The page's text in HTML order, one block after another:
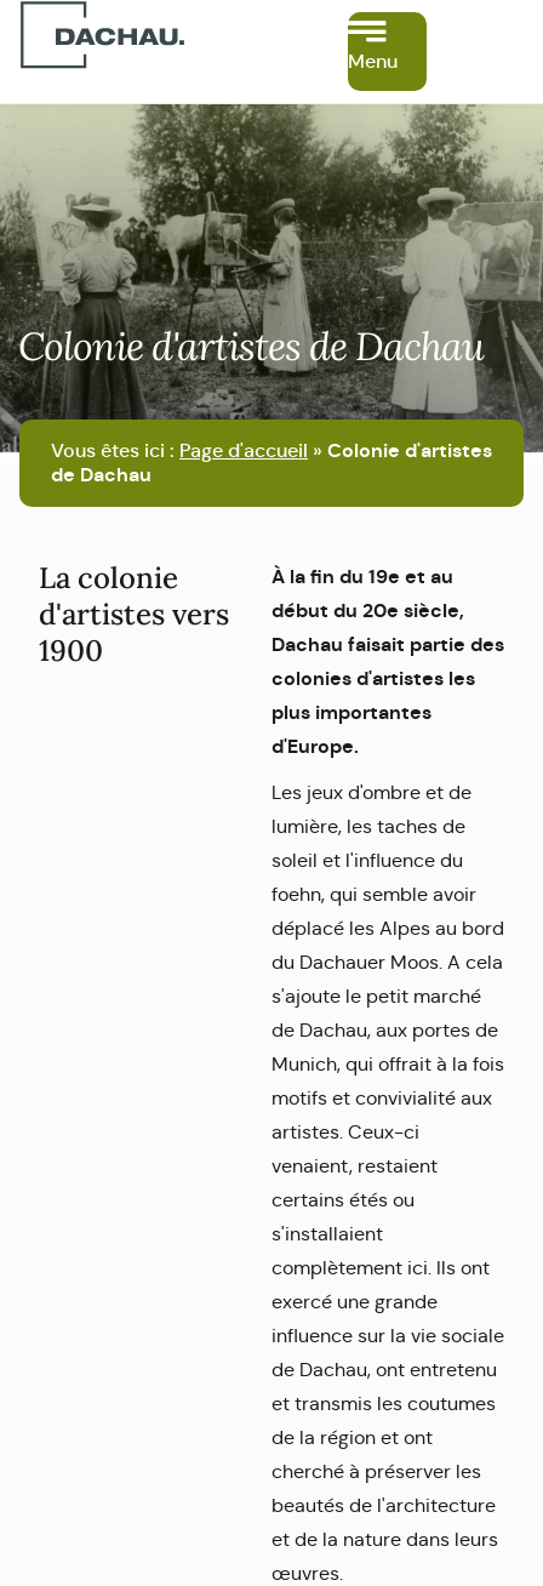
Menu
Vous êtes ici : Page d'accueil » Colonie d'artistes
de Dachau
Colonie d'artistes de Dachau
La colonie
d'artistes vers
1900
À la fin du 19e et au
début du 20e siècle,
Dachau faisait partie des
colonies d'artistes les
plus importantes
d'Europe.
Les jeux d'ombre et de
lumière, les taches de
soleil et l'influence du
foehn, qui semble avoir
déplacé les Alpes au bord
du Dachauer Moos. A cela
s'ajoute le petit marché
de Dachau, aux portes de
Munich, qui offrait à la fois
motifs et convivialité aux
artistes. Ceux-ci
venaient, restaient
certains étés ou
s'installaient
complètement ici. Ils ont
exercé une grande
influence sur la vie sociale
de Dachau, ont entretenu
et transmis les coutumes
de la région et ont
cherché à préserver les
beautés de l'architecture
et de la nature dans leurs
œuvres.